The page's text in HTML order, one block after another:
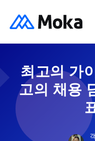
최고의 가
고의 채용